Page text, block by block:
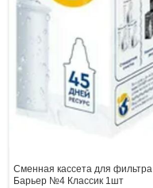
Сменная кассета для фильтра
Барьер №4 Классик 1шт